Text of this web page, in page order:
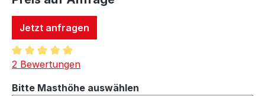
Jetzt anfragen
Durchschnittliche Bewertung von 5 von 5 Sternen
2 Bewertungen
Bitte Masthöhe auswählen